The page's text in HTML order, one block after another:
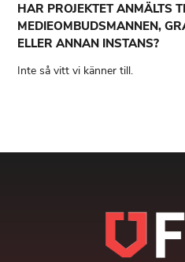
HAR PROJEKTET ANMÄLTS
MEDIEOMBUDSMANNEN,
ELLER ANNAN INSTANS?
Inte så vitt vi känner till.